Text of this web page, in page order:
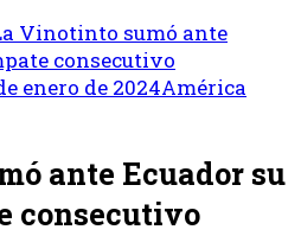
Vinotinto sumó ante
consecutivo
enero de 2024América
ante Ecuador su
consecutivo